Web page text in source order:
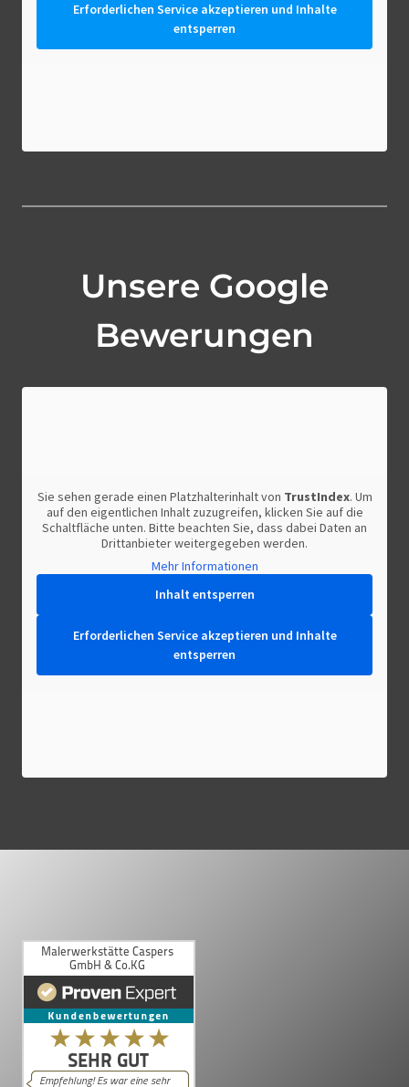
Erforderlichen Service akzeptieren und Inhalte
entsperren
Unsere Google
Bewerungen
Sie sehen gerade einen Platzhalterinhalt von TrustIndex. Um
auf den eigentlichen Inhalt zuzugreifen, klicken Sie auf die
Schaltfläche unten. Bitte beachten Sie, dass dabei Daten an
Drittanbieter weitergegeben werden.
Mehr Informationen
Inhalt entsperren
Erforderlichen Service akzeptieren und Inhalte
entsperren